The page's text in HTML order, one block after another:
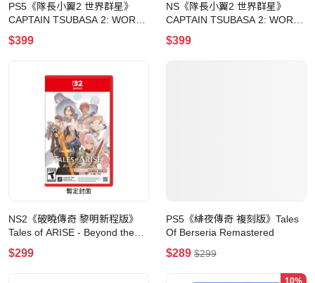
PS5《隊長小翼2 世界群星》
CAPTAIN TSUBASA 2: WORLD
FIGHTERS
$399
NS《隊長小翼2 世界群星》
CAPTAIN TSUBASA 2: WORLD
FIGHTERS
$399
NS2《破曉傳奇 黎明新程版》
Tales of ARISE - Beyond the
Dawn Edition(鑰匙卡)
$299
PS5《緋夜傳奇 複刻版》Tales
Of Berseria Remastered
$289 $299